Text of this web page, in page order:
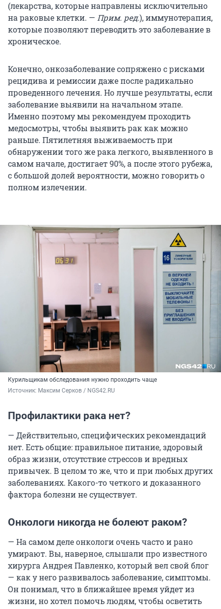
(лекарства, которые направлены исключительно
на раковые клетки. — Прим. ред.), иммунотерапия,
которые позволяют переводить это заболевание в
хроническое.
Конечно, онкозаболевание сопряжено с рисками
рецидива и ремиссии даже после радикально
проведенного лечения. Но лучше результаты, если
заболевание выявили на начальном этапе.
Именно поэтому мы рекомендуем проходить
медосмотры, чтобы выявить рак как можно
раньше. Пятилетняя выживаемость при
обнаружении того же рака легкого, выявленного в
самом начале, достигает 90%, а после этого рубежа,
с большой долей вероятности, можно говорить о
полном излечении.
Курильщикам обследования нужно проходить чаще
Источник: Максим Серков / NGS42.RU
Профилактики рака нет?
— Действительно, специфических рекомендаций
нет. Есть общие: правильное питание, здоровый
образ жизни, отсутствие стрессов и вредных
привычек. В целом то же, что и при любых других
заболеваниях. Какого-то четкого и доказанного
фактора болезни не существует.
Онкологи никогда не болеют раком?
— На самом деле онкологи очень часто и рано
умирают. Вы, наверное, слышали про известного
хирурга Андрея Павленко, который вел свой блог
— как у него развивалось заболевание, симптомы.
Он понимал, что в ближайшее время уйдет из
жизни, но хотел помочь людям, чтобы осветить